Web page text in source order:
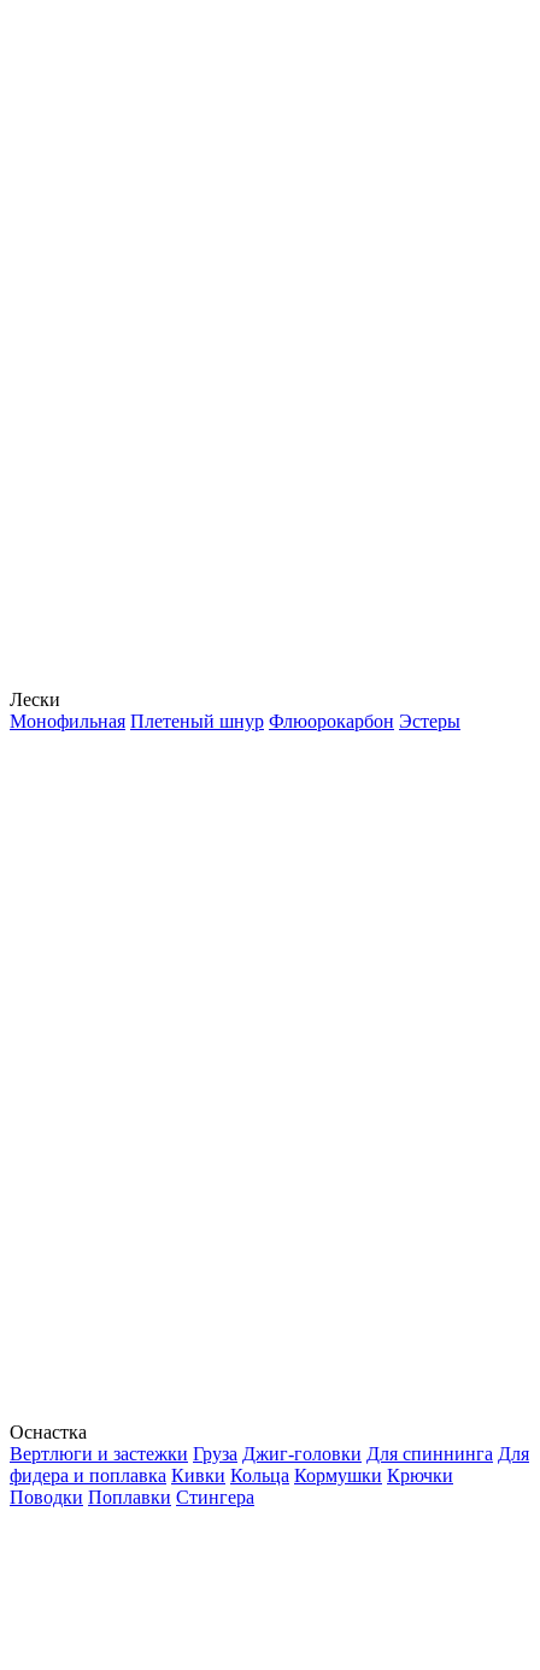
Лески
Монофильная Плетеный шнур Флюорокарбон Эстеры
Оснастка
Вертлюги и застежки Груза Джиг-головки Для спиннинга Для
фидера и поплавка Кивки Кольца Кормушки Крючки
Поводки Поплавки Стингера